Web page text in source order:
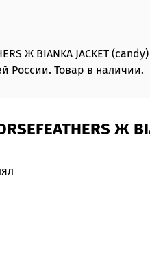
Ж BIANKA JACKET
России. Товар в наличии.
Ж